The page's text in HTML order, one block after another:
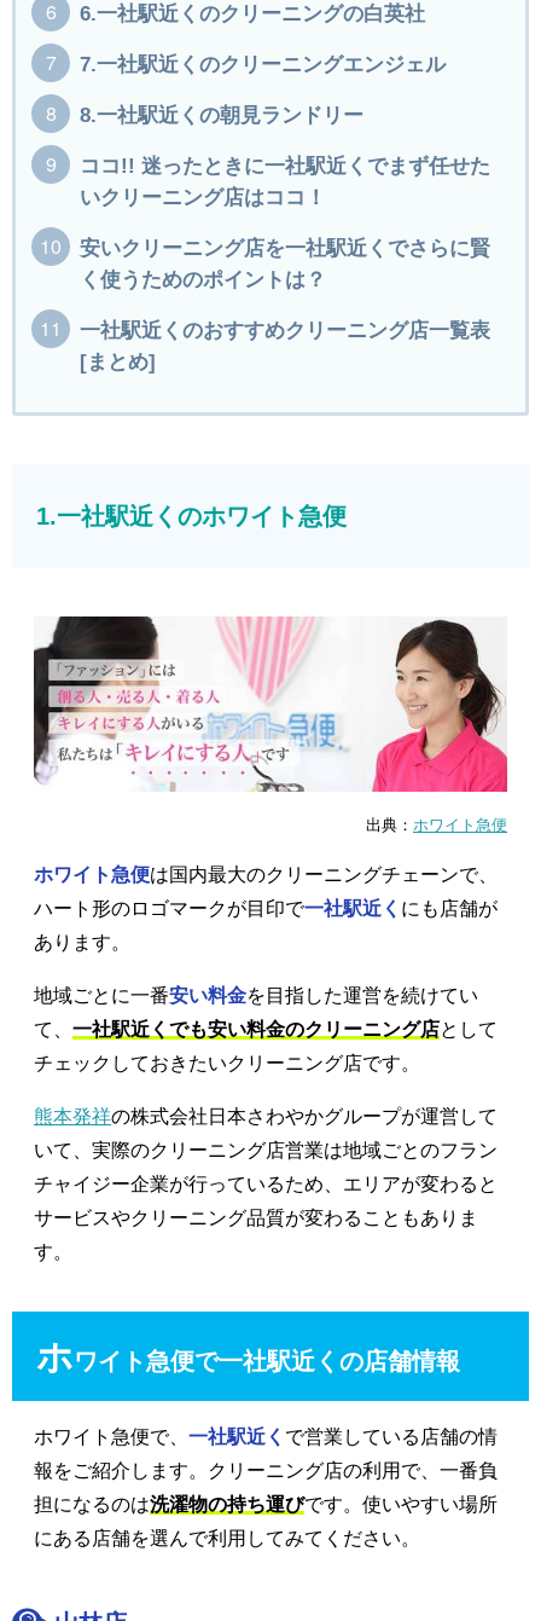
6.一社駅近くのクリーニングの白英社
7.一社駅近くのクリーニングエンジェル
8.一社駅近くの朝見ランドリー
ココ!! 迷ったときに一社駅近くでまず任せた
いクリーニング店はココ！
安いクリーニング店を一社駅近くでさらに賢
く使うためのポイントは？
一社駅近くのおすすめクリーニング店一覧表
[まとめ]
1.一社駅近くのホワイト急便
出典： ホワイト急便
ホワイト急便は国内最大のクリーニングチェーンで、
ハート形のロゴマークが目印で一社駅近く にも店舗が
あります。
地域ごとに一番安い料金を目指した運営を続けてい
て、 一社駅近くでも安い料金のクリーニング店として
チェックしておきたいクリーニング店です。
熊本発祥の株式会社日本さわやかグループが運営して
いて、実際のクリーニング店営業は地域ごとのフラン
チャイジー企業が行っているため、エリアが変わると
サービスやクリーニング品質が変わることもありま
す。
ホワイト急便で一社駅近くの店舗情報
ホワイト急便で、 一社駅近く で営業している店舗の情
報をご紹介します。クリーニング店の利用で、一番負
担になるのは洗濯物の持ち運びです。使いやすい場所
にある店舗を選んで利用してみてください。